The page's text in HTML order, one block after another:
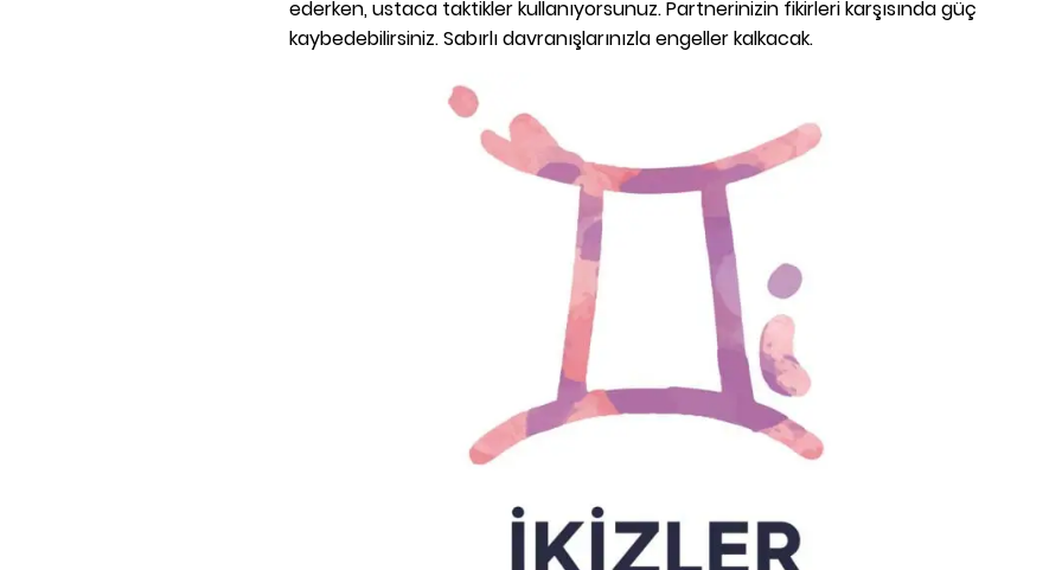
ederken, ustaca taktikler kullanıyorsunuz. Partnerinizin fikirleri karşısında güç
kaybedebilirsiniz. Sabırlı davranışlarınızla engeller kalkacak.